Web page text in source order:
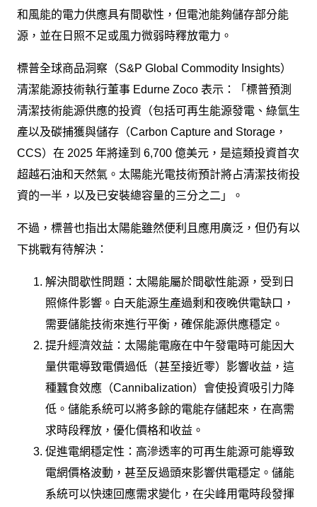
和風能的電力供應具有間歇性，但電池能夠儲存部分能
源，並在日照不足或風力微弱時釋放電力。
標普全球商品洞察（S&P Global Commodity Insights）
清潔能源技術執行董事 Edurne Zoco 表示：「標普預測
清潔技術能源供應的投資（包括可再生能源發電、綠氫生
產以及碳捕獲與儲存（Carbon Capture and Storage，
CCS）在 2025 年將達到 6,700 億美元，是這類投資首次
超越石油和天然氣。太陽能光電技術預計將占清潔技術投
資的一半，以及已安裝總容量的三分之二」。
不過，標普也指出太陽能雖然便利且應用廣泛，但仍有以
下挑戰有待解決：
解決間歇性問題：太陽能屬於間歇性能源，受到日
照條件影響。白天能源生產過剩和夜晚供電缺口，
需要儲能技術來進行平衡，確保能源供應穩定。
提升經濟效益：太陽能電廠在中午發電時可能因大
量供電導致電價過低（甚至接近零）影響收益，這
種蠶食效應（Cannibalization）會使投資吸引力降
低。儲能系統可以將多餘的電能存儲起來，在高需
求時段釋放，優化價格和收益。
促進電網穩定性：高滲透率的可再生能源可能導致
電網價格波動，甚至反過頭來影響供電穩定。儲能
系統可以快速回應需求變化，在尖峰用電時段發揮